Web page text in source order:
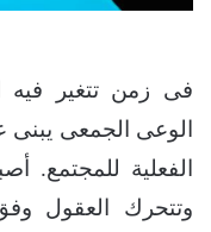
فى زمن تتغير فيه
الوعى الجمعى يبنى
الفعلية للمجتمع.
وتتحرك العقول